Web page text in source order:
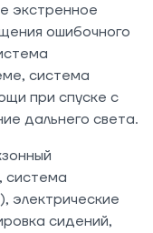
экстренное
ошибочного
система
при спуске с
дальнего света.
система
электрические
сидений,